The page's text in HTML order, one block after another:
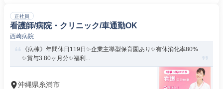
正社員
看護師/病院・クリニック/車通勤OK
西崎病院
《病棟》年間休日119日✨企業主導型保育園あり✨有休消化率80%
✨賞与3.80ヶ月分✨福利...
沖縄県糸満市